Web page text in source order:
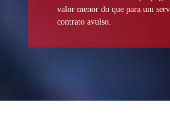
valor menor do que para um
contrato avulso.